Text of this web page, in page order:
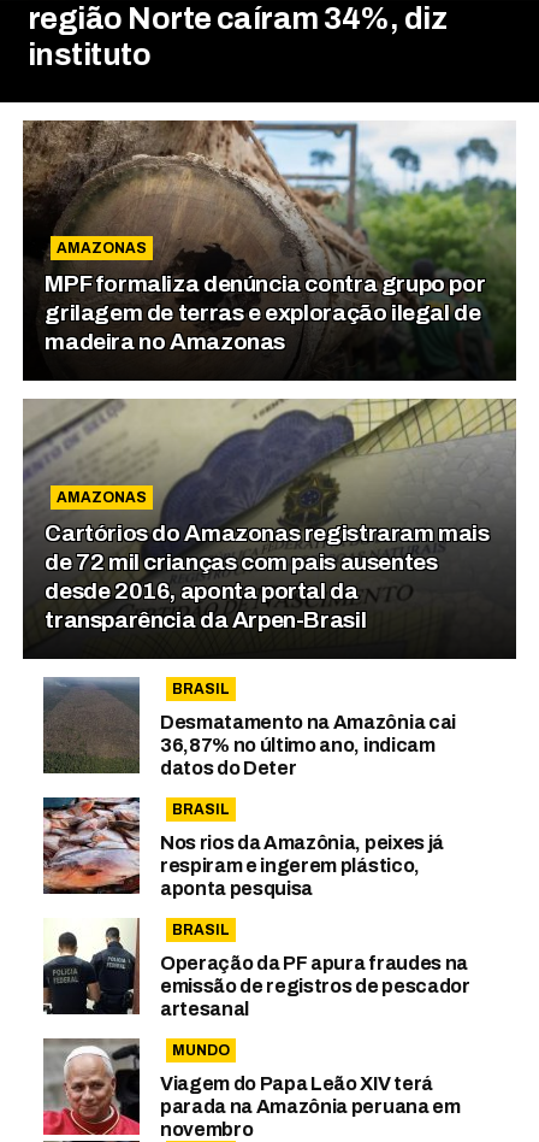
região Norte caíram 34%, diz
instituto
AMAZONAS
MPF formaliza denúncia contra grupo por
grilagem de terras e exploração ilegal de
madeira no Amazonas
AMAZONAS
Cartórios do Amazonas registraram mais
de 72 mil crianças com pais ausentes
desde 2016, aponta portal da
transparência da Arpen-Brasil
BRASIL
Desmatamento na Amazônia cai
36,87% no último ano, indicam
datos do Deter
BRASIL
Nos rios da Amazônia, peixes já
respiram e ingerem plástico,
aponta pesquisa
BRASIL
Operação da PF apura fraudes na
emissão de registros de pescador
artesanal
MUNDO
Viagem do Papa Leão XIV terá
parada na Amazônia peruana em
novembro